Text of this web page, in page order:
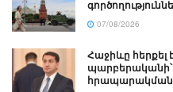
07/08/2026
Հաջիևը
պարբերականի՝
հրապարակման